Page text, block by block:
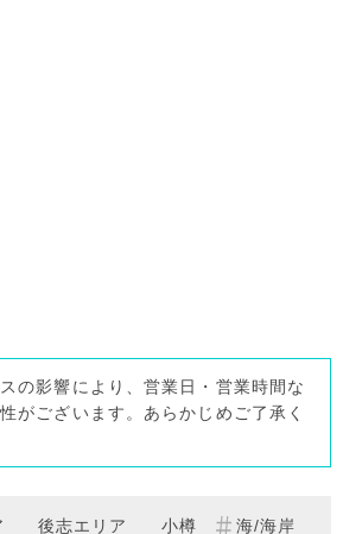
の影響により、営業日・営業時間な
がございます。あらかじめご了承く
後志エリア 小樽
海/海岸